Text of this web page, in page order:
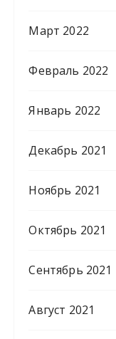
Март 2022
Февраль 2022
Январь 2022
Декабрь 2021
Ноябрь 2021
Октябрь 2021
Сентябрь 2021
Август 2021